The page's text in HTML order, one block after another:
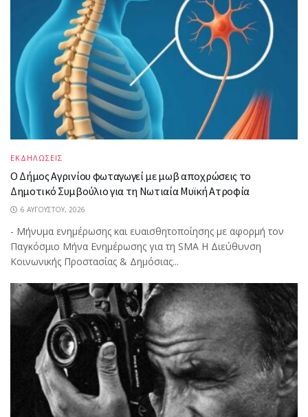
ΕΚΔΗΛΩΣΕΙΣ
Ο Δήμος Αγρινίου φωταγωγεί με μωβ αποχρώσεις το
Δημοτικό Συμβούλιο για τη Νωτιαία Μυϊκή Ατροφία
6 ΑΥΓΟΎΣΤΟΥ, 2026
- Μήνυμα ενημέρωσης και ευαισθητοποίησης με αφορμή τον
Παγκόσμιο Μήνα Ενημέρωσης για τη SMA Η Διεύθυνση
Κοινωνικής Προστασίας & Δημόσιας...